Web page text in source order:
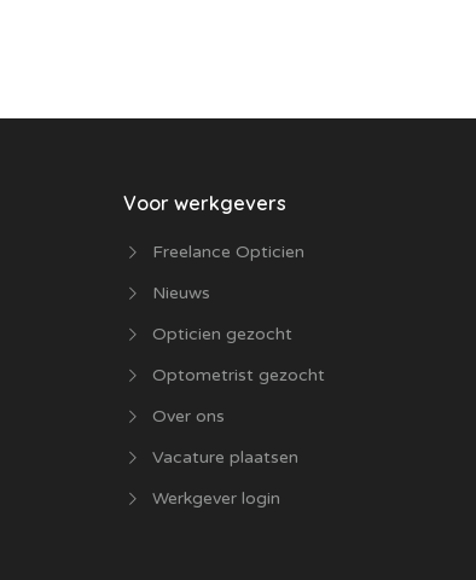
Voor werkgevers
Freelance Opticien
Nieuws
Opticien gezocht
Optometrist gezocht
Over ons
Vacature plaatsen
Werkgever login